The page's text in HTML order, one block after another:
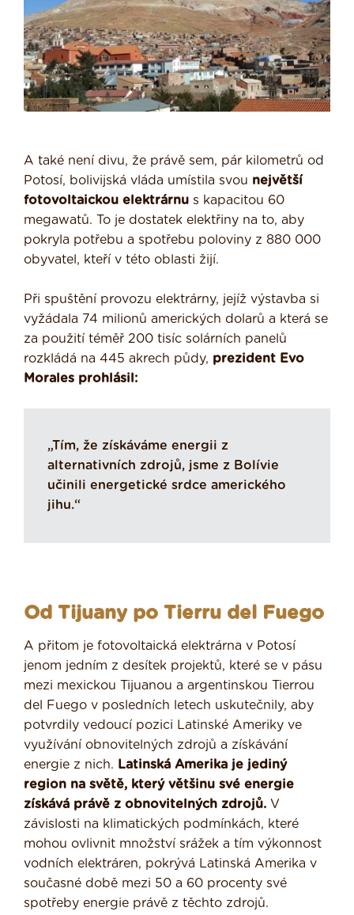
A také není divu, že právě sem, pár kilometrů od
Potosí, bolivijská vláda umístila svou největší
fotovoltaickou elektrárnu s kapacitou 60
megawatů. To je dostatek elektřiny na to, aby
pokryla potřebu a spotřebu poloviny z 880 000
obyvatel, kteří v této oblasti žijí.
Při spuštění provozu elektrárny, jejíž výstavba si
vyžádala 74 milionů amerických dolarů a která se
za použití téměř 200 tisíc solárních panelů
rozkládá na 445 akrech půdy, prezident Evo
Morales prohlásil:
„Tím, že získáváme energii z
alternativních zdrojů, jsme z Bolívie
učinili energetické srdce amerického
jihu.“
Od Tijuany po Tierru del Fuego
A přitom je fotovoltaická elektrárna v Potosí
jenom jedním z desítek projektů, které se v pásu
mezi mexickou Tijuanou a argentinskou Tierrou
del Fuego v posledních letech uskutečnily, aby
potvrdily vedoucí pozici Latinské Ameriky ve
využívání obnovitelných zdrojů a získávání
energie z nich. Latinská Amerika je jediný
region na světě, který většinu své energie
získává právě z obnovitelných zdrojů. V
závislosti na klimatických podmínkách, které
mohou ovlivnit množství srážek a tím výkonnost
vodních elektráren, pokrývá Latinská Amerika v
současné době mezi 50 a 60 procenty své
spotřeby energie právě z těchto zdrojů.